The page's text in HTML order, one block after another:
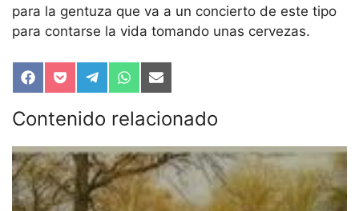
para la gentuza que va a un concierto de este tipo
para contarse la vida tomando unas cervezas.
Compartir
en
Facebook
Compartir
en
Pocket
Compartir
en
Telegram
Compartir
en
WhatsApp
Compartir
en
Email
Contenido relacionado